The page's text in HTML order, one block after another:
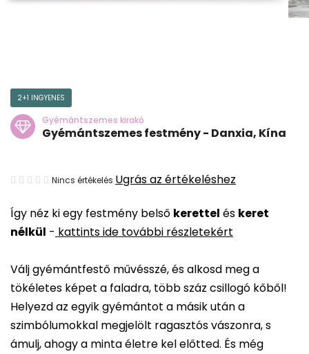
Így néz ki egy festmény belső kerettel és keret
nélkül - kattints ide további részletekért
Válj gyémántfestő művésszé, és alkosd meg a
tökéletes képet a faladra, több száz csillogó kőből!
Helyezd az egyik gyémántot a másik után a
szimbólumokkal megjelölt ragasztós vászonra, s
ámulj, ahogy a minta életre kel előtted. És még
2+1 INGYENES
Gyémántszemes kirakó
Gyémántszemes festmény - Danxia, Kína
A
átlagos
értékelése
ből
0,0
csillag.
Nincs értékelés Ugrás az értékeléshez